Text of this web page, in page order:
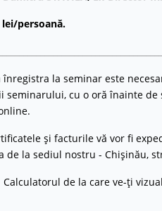
lei/persoană.
înregistra la seminar este
seminarului, cu o oră înainte
și facturile vă vor fi
de la sediul nostru - Chișinău,
Calculatorul de la care ve-ți